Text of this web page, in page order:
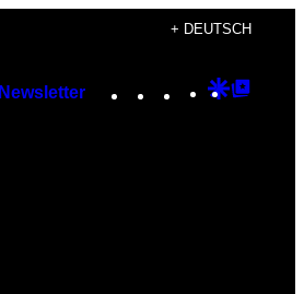
+ DEUTSCH
Newsletter Instagram
TikTok
YouTube
Google